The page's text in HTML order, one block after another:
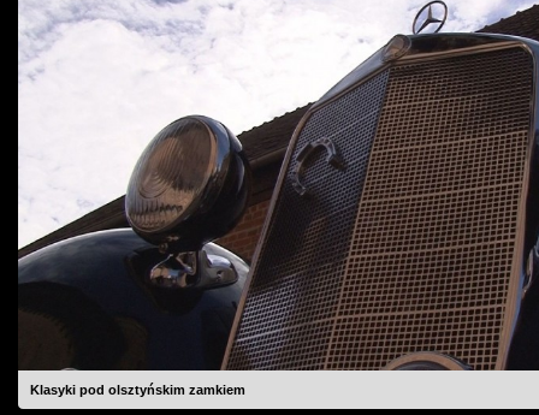
Klasyki pod olsztyńskim zamkiem